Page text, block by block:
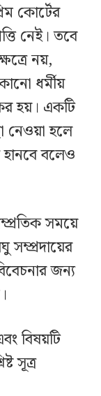
কোর্টের
নেই। তবে
নয়,
ধর্মীয়
হয়। একটি
নেওয়া হলে
বলেও
সময়ে
সম্প্রদায়ের
জন্য
বিষয়টি
সূত্র